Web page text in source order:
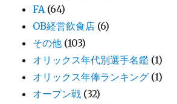
FA(64)
OB経営飲食店 (6)
その他 (103)
オリックス年代別選手名鑑 (1)
オリックス年俸ランキング (1)
オープン戦 (32)